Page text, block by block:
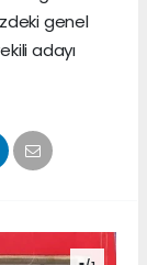
genel
adayı